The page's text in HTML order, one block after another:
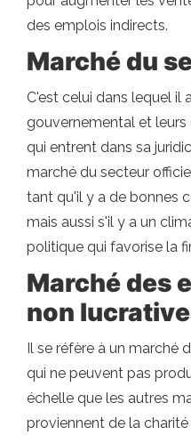
des emplois indirects.
Marché du
C'est celui dans lequel il
gouvernemental et
qui entrent dans sa
marché du secteur
tant qu'il y a de bonnes
mais aussi s'il y a un
politique qui favorise la
Marché des
non
Il se réfère à un marché
qui ne peuvent pas
échelle que les autres
proviennent de la